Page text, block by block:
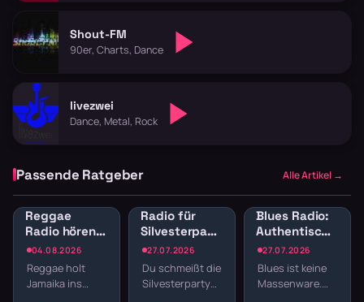
Shout-FM
90er, Charts, Dance
livezwei
Dance, Metal, Rock
Passende Ratgeber Alle Artikel →
04.08.2026
Reggae
Radio hören:
Jamaican
Vibes und
Dancehall
Reggae holt
Jamaika ins
27.07.2026
Radio für
Silvesterparty:
Die besten
Sender für
den
Jahreswechsel
Du schmeißt die
Silvesterparty
27.07.2026
Blues Radio:
Authentische
Blues-Sender
online hören
Blues ist keine
Massenware.